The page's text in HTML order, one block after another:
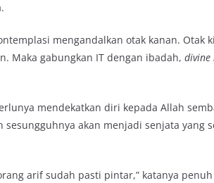
mengandalkan otak kanan. Otak
Maka gabungkan IT dengan ibadah, divine
mendekatkan diri kepada Allah
akan menjadi senjata yang
arif sudah pasti pintar,” katanya penuh